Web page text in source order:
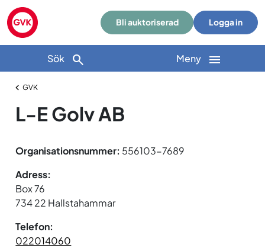
Bli auktoriserad Logga in
Sök Meny
GVK
L-E Golv AB
Organisationsnummer: 556103-7689
Adress:
Box 76
734 22 Hallstahammar
Telefon:
022014060